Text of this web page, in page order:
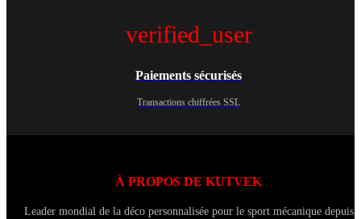
verified_user
Paiements sécurisés
Transactions chiffrées SSL
À PROPOS DE KUTVEK
Leader mondial de la déco personnalisée pour le sport mécanique depuis